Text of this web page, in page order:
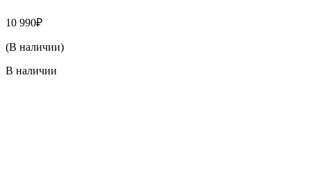
10 990₽
(В наличии)
В наличии